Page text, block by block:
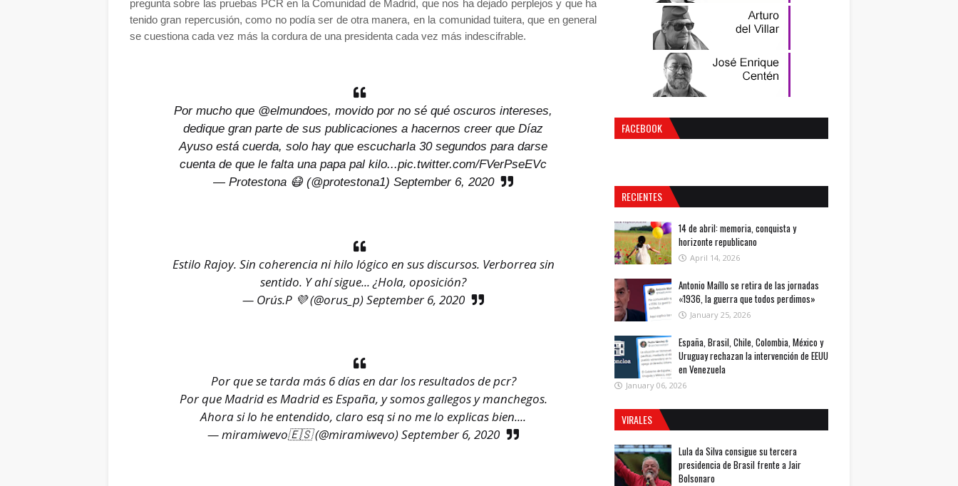
pregunta sobre las pruebas PCR en la Comunidad de Madrid, que nos ha dejado perplejos y que ha
tenido gran repercusión, como no podía ser de otra manera, en la comunidad tuitera, que en general
se cuestiona cada vez más la cordura de una presidenta cada vez más indescifrable.
Por mucho que @elmundoes, movido por no sé qué oscuros intereses,
dedique gran parte de sus publicaciones a hacernos creer que Díaz
Ayuso está cuerda, solo hay que escucharla 30 segundos para darse
cuenta de que le falta una papa pal kilo...pic.twitter.com/FVerPseEVc
— Protestona 😷 (@protestona1) September 6, 2020
Estilo Rajoy. Sin coherencia ni hilo lógico en sus discursos. Verborrea sin
sentido. Y ahí sigue... ¿Hola, oposición?
— Orús.P 💜 (@orus_p)September 6, 2020
Por que se tarda más 6 días en dar los resultados de pcr?
Por que Madrid es Madrid es España, y somos gallegos y manchegos.
Ahora si lo he entendido, claro esq si no me lo explicas bien....
— miramiwevo🇪🇸 (@miramiwevo)September 6, 2020
FACEBOOK
RECIENTES
14 de abril: memoria, conquista y
horizonte republicano
April 14, 2026
Antonio Maíllo se retira de las jornadas
«1936, la guerra que todos perdimos»
January 25, 2026
España, Brasil, Chile, Colombia, México y
Uruguay rechazan la intervención de EEUU
en Venezuela
January 06, 2026
VIRALES
Lula da Silva consigue su tercera
presidencia de Brasil frente a Jair
Bolsonaro